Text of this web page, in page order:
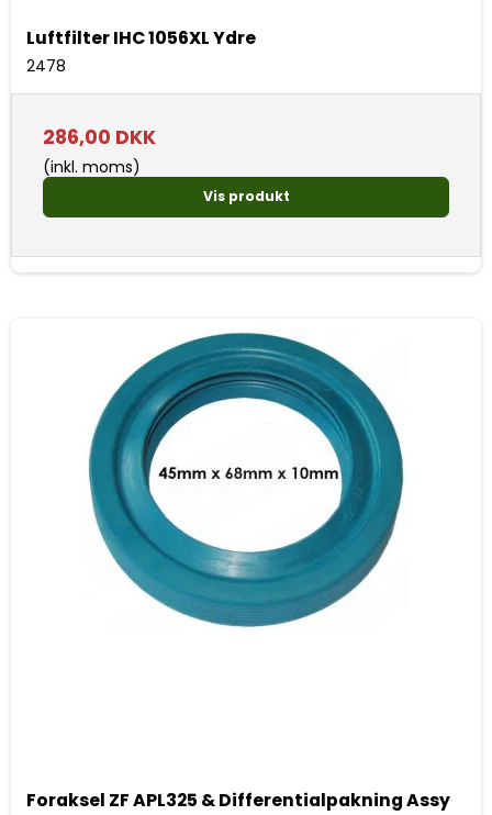
Luftfilter IHC 1056XL Ydre
2478
286,00 DKK
(inkl. moms)
Vis produkt
Foraksel ZF APL325 & Differentialpakning Assy